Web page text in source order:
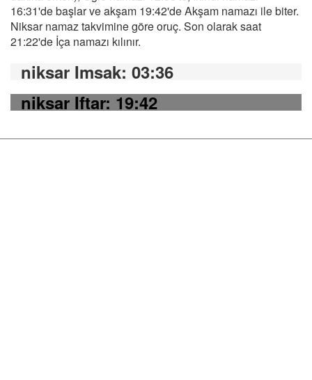
16:31'de başlar ve akşam 19:42'de Akşam namazı ile biter.
Niksar namaz takvimine göre oruç. Son olarak saat
21:22'de İça namazı kılınır.
niksar Imsak: 03:36
niksar Iftar: 19:42